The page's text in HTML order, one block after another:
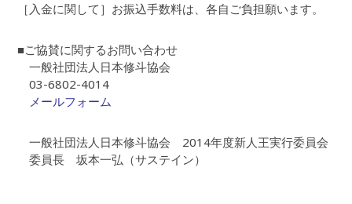
［入金に関して］お振込手数料は、各自ご負担願います。
■ご協賛に関するお問い合わせ
一般社団法人日本修斗協会
03-6802-4014
メールフォーム
一般社団法人日本修斗協会 2014年度新人王実行委員会
委員長 坂本一弘（サステイン）